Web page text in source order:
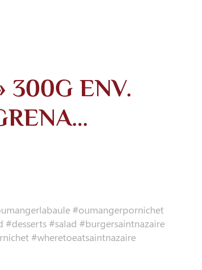
300G ENV.
#oumangerpornichet
#salad #burgersaintnazaire
#wheretoeatsaintnazaire